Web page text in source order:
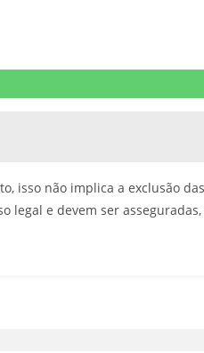
isso não implica a exclusão
legal e devem ser